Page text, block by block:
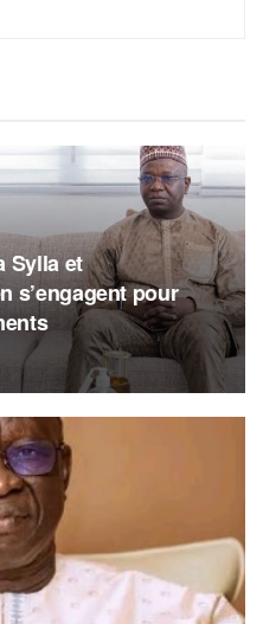
Sylla et
s’engagent pour